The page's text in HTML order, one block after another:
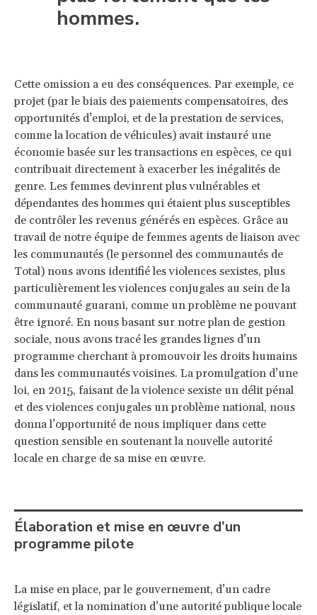
hommes.
Cette omission a eu des conséquences. Par exemple, ce
projet (par le biais des paiements compensatoires, des
opportunités d’emploi, et de la prestation de services,
comme la location de véhicules) avait instauré une
économie basée sur les transactions en espèces, ce qui
contribuait directement à exacerber les inégalités de
genre. Les femmes devinrent plus vulnérables et
dépendantes des hommes qui étaient plus susceptibles
de contrôler les revenus générés en espèces. Grâce au
travail de notre équipe de femmes agents de liaison avec
les communautés (le personnel des communautés de
Total) nous avons identifié les violences sexistes, plus
particulièrement les violences conjugales au sein de la
communauté guarani, comme un problème ne pouvant
être ignoré. En nous basant sur notre plan de gestion
sociale, nous avons tracé les grandes lignes d’un
programme cherchant à promouvoir les droits humains
dans les communautés voisines. La promulgation d’une
loi, en 2015, faisant de la violence sexiste un délit pénal
et des violences conjugales un problème national, nous
donna l’opportunité de nous impliquer dans cette
question sensible en soutenant la nouvelle autorité
locale en charge de sa mise en œuvre.
Élaboration et mise en œuvre d’un
programme pilote
La mise en place, par le gouvernement, d’un cadre
législatif, et la nomination d’une autorité publique locale